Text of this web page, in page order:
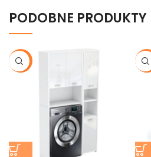
PODOBNE PRODUKTY
-13% -19%